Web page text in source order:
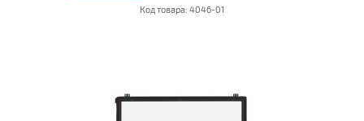
Код товара: 4046-01